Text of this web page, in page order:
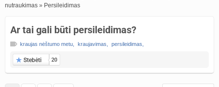
nutraukimas » Persileidimas
Ar tai gali būti persileidimas?
kraujas nėštumo metu kraujavimas persileidimas
Stebėti 20